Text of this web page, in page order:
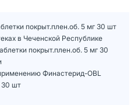
покрыт.плен.об. 5 мг 30 шт
в Чеченской Республике
покрыт.плен.об. 5 мг 30
Финастерид-OBL
30 шт